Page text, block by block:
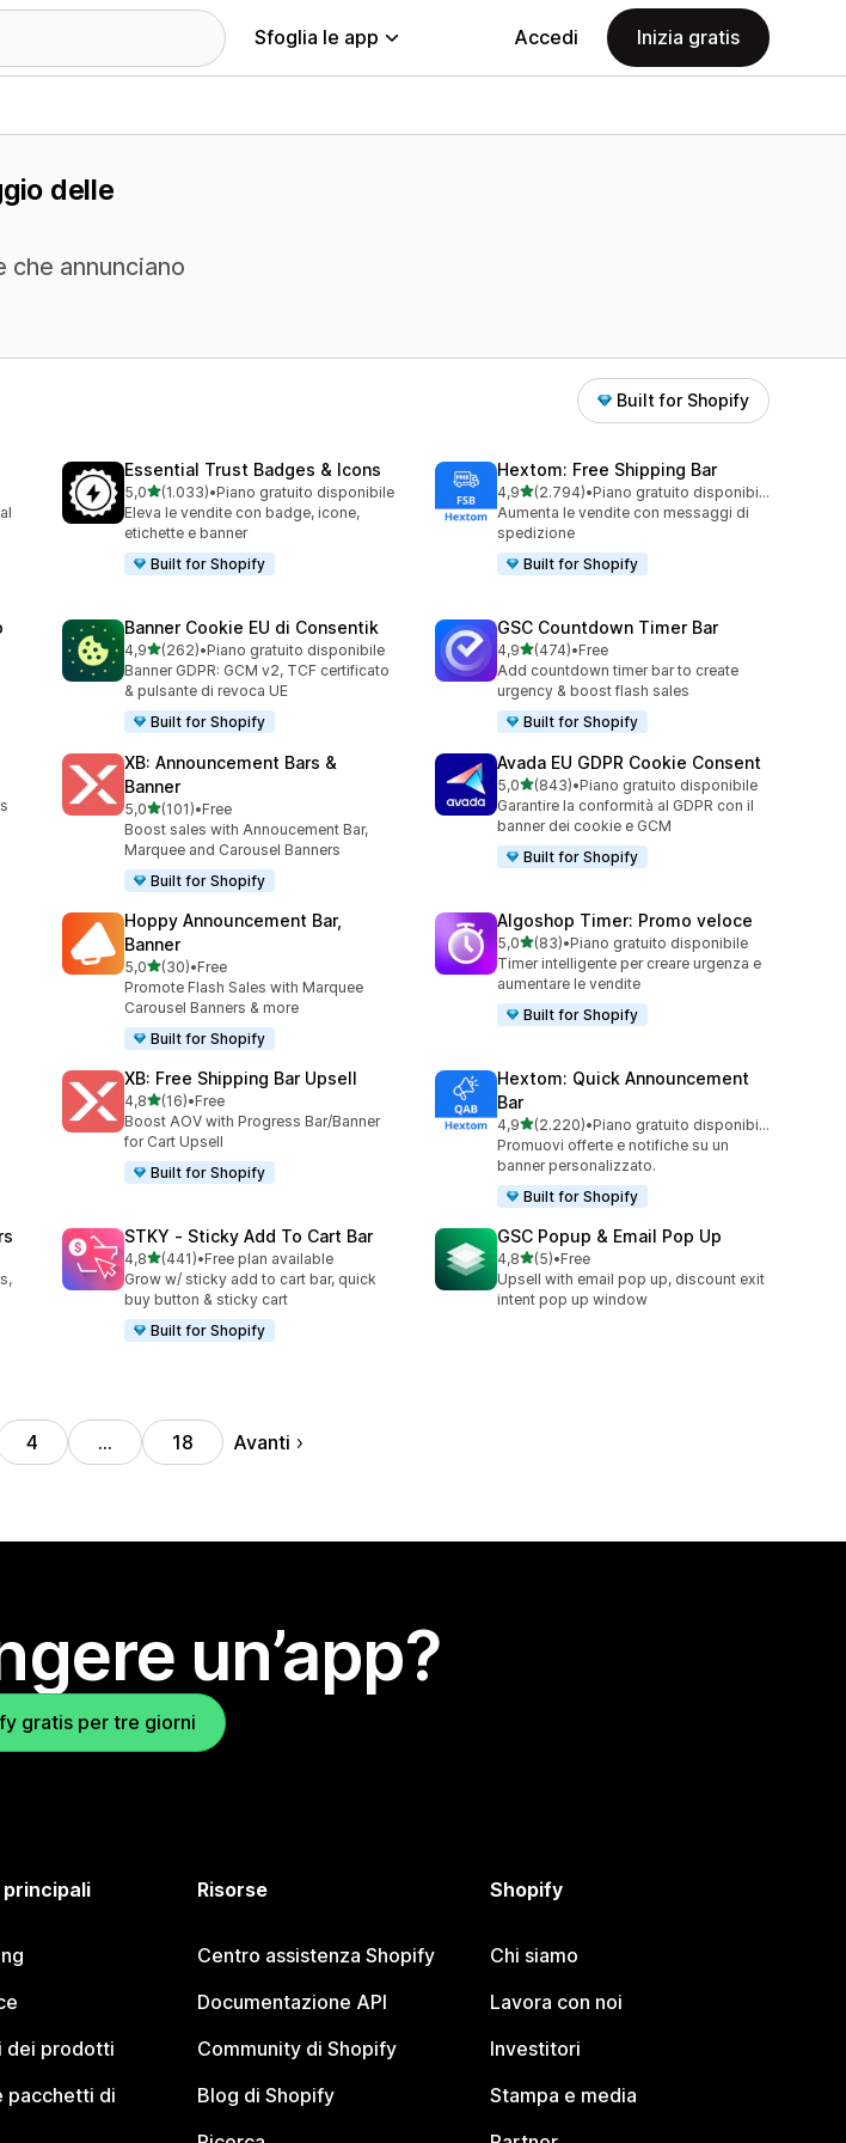
Sfoglia le app Accedi Inizia gratis
delle
che annunciano
Built for Shopify
Essential Trust Badges & Icons
5,0stelle su 5
(1.033)
1033 recensioni totali
•Piano gratuito disponibile
Eleva le vendite con badge, icone,
etichette e banner
Built for Shopify
Hextom: Free Shipping Bar
4,9stelle su 5
(2.794)
2794 recensioni totali
•
Piano gratuito disponibile
Aumenta le vendite con messaggi di
spedizione
Built for Shopify
Banner Cookie EU di Consentik
4,9stelle su 5
(262)
262 recensioni totali
•Piano gratuito disponibile
Banner GDPR: GCM v2, TCF certificato
& pulsante di revoca UE
Built for Shopify
GSC Countdown Timer Bar
4,9stelle su 5
(474)
474 recensioni totali
•Free
Add countdown timer bar to create
urgency & boost flash sales
Built for Shopify
XB: Announcement Bars &
Banner
5,0stelle su 5
(101)
101 recensioni totali
•Free
Boost sales with Annoucement Bar,
Marquee and Carousel Banners
Built for Shopify
Avada EU GDPR Cookie Consent
5,0stelle su 5
(843)
843 recensioni totali
•Piano gratuito disponibile
Garantire la conformità al GDPR con il
banner dei cookie e GCM
Built for Shopify
Hoppy Announcement Bar,
Banner
5,0stelle su 5
(30)
30 recensioni totali
•Free
Promote Flash Sales with Marquee
Carousel Banners & more
Built for Shopify
Algoshop Timer: Promo veloce
5,0stelle su 5
(83)
83 recensioni totali
•Piano gratuito disponibile
Timer intelligente per creare urgenza e
aumentare le vendite
Built for Shopify
XB: Free Shipping Bar Upsell
4,8stelle su 5
(16)
16 recensioni totali
•Free
Boost AOV with Progress Bar/Banner
for Cart Upsell
Built for Shopify
Hextom: Quick Announcement
Bar
4,9stelle su 5
(2.220)
2220 recensioni totali
•
Piano gratuito disponibile
Promuovi offerte e notifiche su un
banner personalizzato.
Built for Shopify
STKY ‑ Sticky Add To Cart Bar
4,8stelle su 5
(441)
441 recensioni totali
•Free plan available
Grow w/ sticky add to cart bar, quick
buy button & sticky cart
Built for Shopify
GSC Popup & Email Pop Up
4,8stelle su 5
(5)
5 recensioni totali
•Free
Upsell with email pop up, discount exit
intent pop up window
4 … 18 Avanti
un’app?
gratis per tre giorni
dei prodotti
pacchetti di
Risorse
Centro assistenza Shopify
Documentazione API
Community di Shopify
Blog di Shopify
Shopify
Chi siamo
Lavora con noi
Investitori
Stampa e media